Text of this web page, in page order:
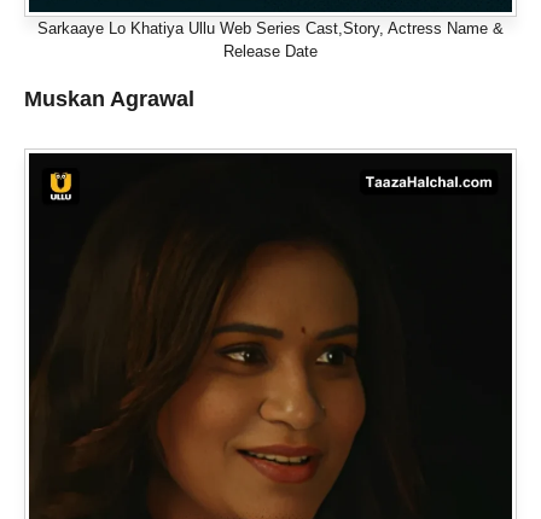
Sarkaaye Lo Khatiya Ullu Web Series Cast,Story, Actress Name &
Release Date
Muskan Agrawal